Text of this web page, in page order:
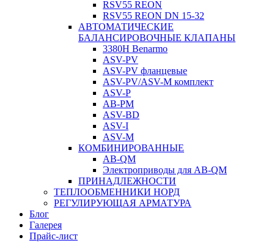
RSV55 REON
RSV55 REON DN 15-32
АВТОМАТИЧЕСКИЕ
БАЛАНСИРОВОЧНЫЕ КЛАПАНЫ
3380H Benarmo
ASV-PV
ASV-PV фланцевые
ASV-PV/ASV-M комплект
ASV-P
AB-PM
ASV-BD
ASV-I
ASV-M
КОМБИНИРОВАННЫЕ
AB-QM
Электроприводы для AB-QM
ПРИНАДЛЕЖНОСТИ
ТЕПЛООБМЕННИКИ НОРД
РЕГУЛИРУЮЩАЯ АРМАТУРА
Блог
Галерея
Прайс-лист